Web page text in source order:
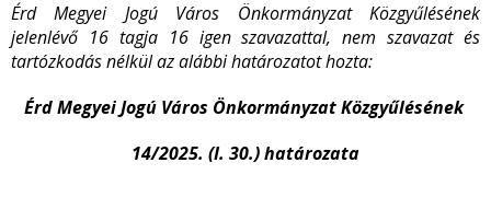
Érd Megyei Jogú Város Önkormányzat Közgyűlésének
jelenlévő 16 tagja 16 igen szavazattal, nem szavazat és
tartózkodás nélkül az alábbihatározatot hozta:
Érd Megyei Jogú Város Önkormányzat Közgyűlésének
14/2025. (I. 30.) határozata